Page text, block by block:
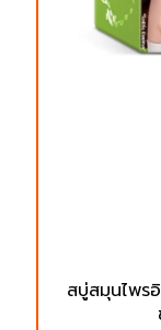
สบู่สมุนไพร